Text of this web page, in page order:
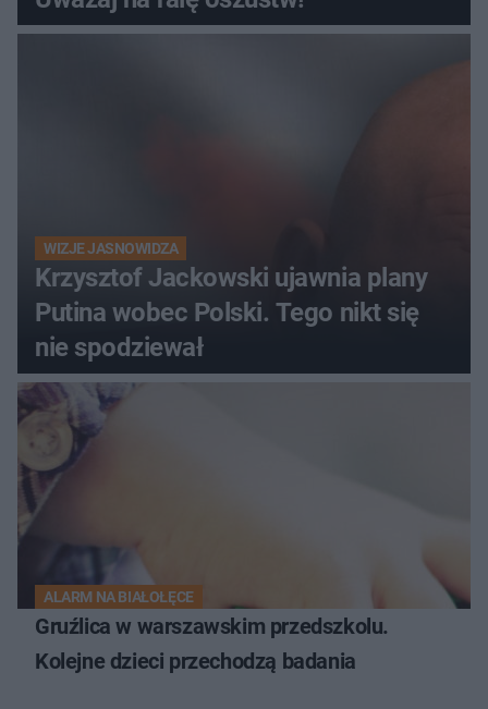
WIZJE JASNOWIDZA
Krzysztof Jackowski ujawnia plany
Putina wobec Polski. Tego nikt się
nie spodziewał
ALARM NA BIAŁOŁĘCE
Gruźlica w warszawskim przedszkolu.
Kolejne dzieci przechodzą badania